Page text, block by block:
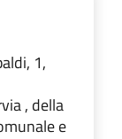
1,
, della
e